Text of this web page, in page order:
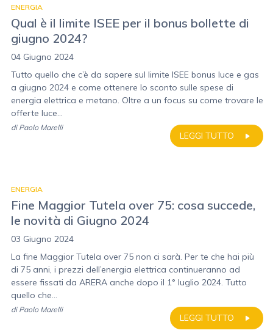
ENERGIA
Qual è il limite ISEE per il bonus bollette di
giugno 2024?
04 Giugno 2024
Tutto quello che c’è da sapere sul limite ISEE bonus luce e gas
a giugno 2024 e come ottenere lo sconto sulle spese di
energia elettrica e metano. Oltre a un focus su come trovare le
offerte luce...
LEGGI TUTTO
di Paolo Marelli
ENERGIA
Fine Maggior Tutela over 75: cosa succede,
le novità di Giugno 2024
03 Giugno 2024
La fine Maggior Tutela over 75 non ci sarà. Per te che hai più
di 75 anni, i prezzi dell’energia elettrica continueranno ad
essere fissati da ARERA anche dopo il 1° luglio 2024. Tutto
quello che...
LEGGI TUTTO
di Paolo Marelli